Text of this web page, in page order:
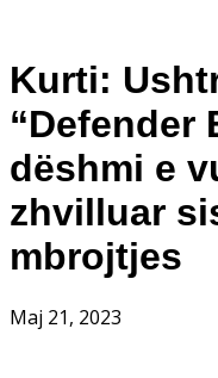
Kurti:
“Defender
dëshmi e
zhvilluar
mbrojtjes
Maj 21, 2023